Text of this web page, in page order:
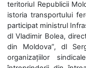
teritoriul Republicii
istoria transportului
participat ministrul
dl Vladimir Bolea,
din Moldova”, dl
organizațiilor